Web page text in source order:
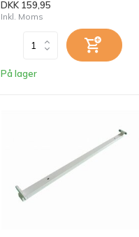
DKK 159,95
Inkl. Moms
På lager